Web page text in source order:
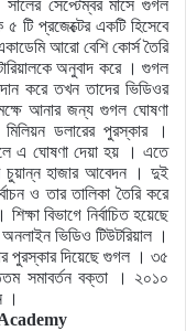
সেপ্টেম্বর মাসে গুগল
টি প্রজেক্টের একটি হিসেবে
আরো বেশি কোর্স তৈরি
অনুবাদ করে । গুগল
করে তখন তাদের ভিডিওর
আনার জন্য গুগল ঘোষণা
ডলারের পুরস্কার ।
এ ঘোষণা দেয়া হয় । এতে
চুয়ান্ন হাজার আবেদন । দুই
ও তার তালিকা তৈরি করে
বিভাগে নির্বাচিত হয়েছে
ভিডিও টিউটরিয়াল ।
পুরস্কার দিয়েছে গুগল । ৩৫
সমাবর্তন বক্তা । ২০১০
।
Academy